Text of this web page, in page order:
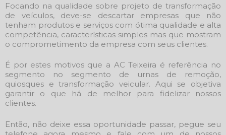
Focando na qualidade sobre projeto de transformação
de veículos, deve-se descartar empresas que não
tenham produtos e serviços com ótima qualidade e alta
competência, características simples mas que mostram
o comprometimento da empresa com seus clientes.
É por estes motivos que a AC Teixeira é referência no
segmento no segmento de urnas de remoção,
quiosques e transformação veicular. Aqui se objetiva
garantir o que há de melhor para fidelizar nossos
clientes.
Então, não deixe essa oportunidade passar, pegue seu